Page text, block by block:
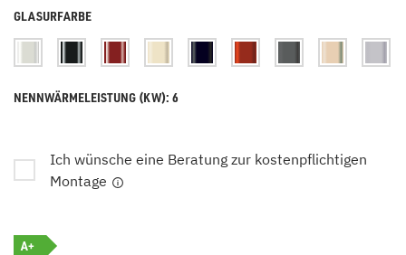
GLASURFARBE
NENNWÄRMELEISTUNG (KW): 6
Ich wünsche eine Beratung zur kostenpflichtigen
Montage
A+